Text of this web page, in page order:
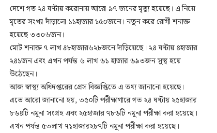
দেশে গত ২৪ ঘণ্টায় করোনায় আরো ৯৭ জনের মৃত্যু হয়েছে। এ নিয়ে
মৃতের সংখ্যা দাঁড়ালো ১১হাজার ১৫০জনে। নতুন করে রোগী শনাক্ত
হয়েছে ৩৩০৬জন।
মোট শনাক্ত ৭ লাখ ৪৮হাজার৬২৮জনে দাঁড়িয়েছে। ২৪ ঘণ্টায় ৪হাজার
২৪১জন এবং এখন পর্যন্ত ৬ লাখ ৬১ হাজার ৬৯৩জন সুস্থ হয়ে
উঠেছেন।
আজ স্বাস্থ্য অধিদপ্তরের প্রেস বিজ্ঞপ্তিতে এ তথ্য জানানো হয়েছে।
এতে আরো জানানো হয়, ৩৫০টি পরীক্ষাগারে গত ২৪ ঘণ্টায় ২৫হাজার
৮৬৪টি নমুনা সংগ্রহ এবং ২৫হাজার ৭৮৬টি নমুনা পরীক্ষা করা হয়েছে।
এখন পর্যন্ত ৫৩লাখ ৭১হাজার২৮৭টি নমুনা পরীক্ষা করা হয়েছে।